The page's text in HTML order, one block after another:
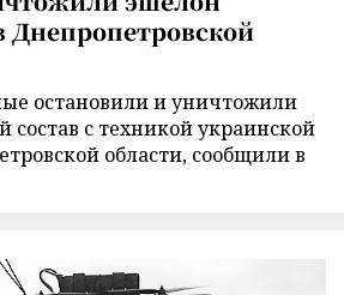
Днепропетровской
остановили и уничтожили
с техникой украинской
области, сообщили в